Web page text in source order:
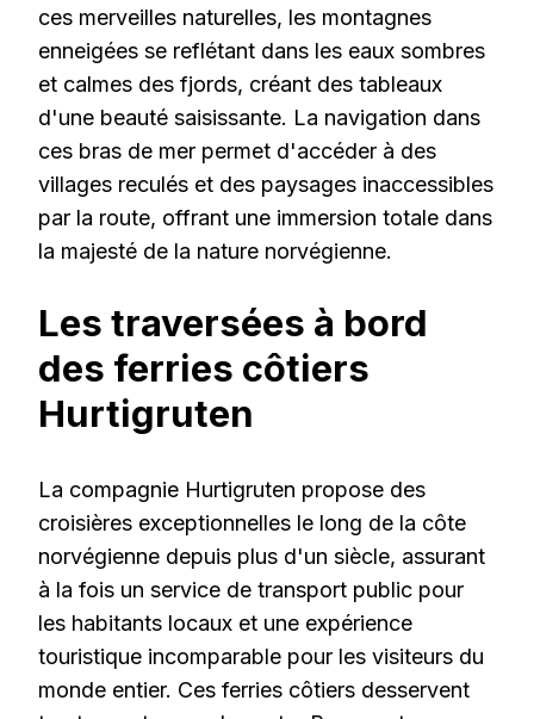
ces merveilles naturelles, les montagnes
enneigées se reflétant dans les eaux sombres
et calmes des fjords, créant des tableaux
d'une beauté saisissante. La navigation dans
ces bras de mer permet d'accéder à des
villages reculés et des paysages inaccessibles
par la route, offrant une immersion totale dans
la majesté de la nature norvégienne.
Les traversées à bord
des ferries côtiers
Hurtigruten
La compagnie Hurtigruten propose des
croisières exceptionnelles le long de la côte
norvégienne depuis plus d'un siècle, assurant
à la fois un service de transport public pour
les habitants locaux et une expérience
touristique incomparable pour les visiteurs du
monde entier. Ces ferries côtiers desservent